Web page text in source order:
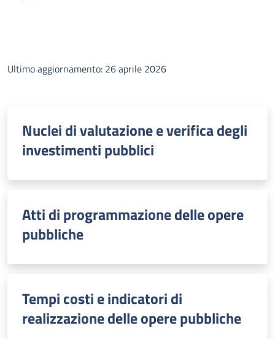
Ultimo aggiornamento: 26 aprile 2026
Nuclei di valutazione e verifica degli
investimenti pubblici
Atti di programmazione delle opere
pubbliche
Tempi costi e indicatori di
realizzazione delle opere pubbliche